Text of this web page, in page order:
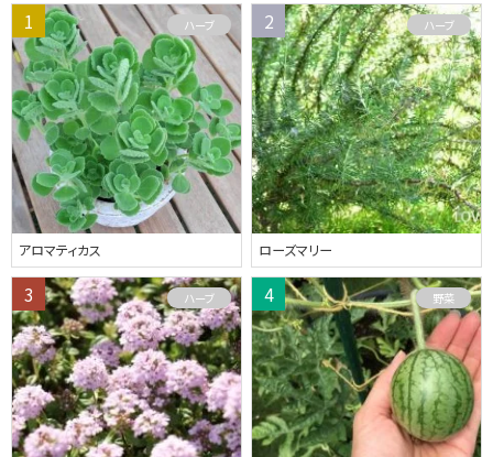
アロマティカス
ハーブ
ローズマリー
ハーブ
ハーブ 野菜